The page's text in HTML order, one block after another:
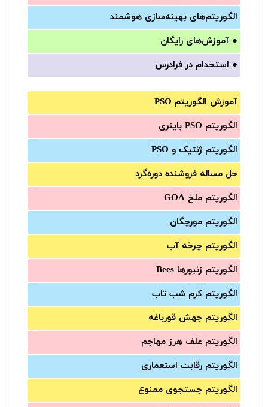
الگوریتم‌های بهینه‌سازی هوشمند
● آموزش‌های رایگان
● استخدام در فرادرس
آموزش الگوریتم PSO
الگوریتم PSO باینری
الگوریتم ژنتیک و PSO
حل مساله فروشنده دوره‌گرد
الگوریتم ملخ GOA
الگوریتم مورچگان
الگوریتم چرخه آب
الگوریتم زنبورها Bees
الگوریتم کرم شب تاب
الگوریتم جهش قورباغه
الگوریتم علف هرز مهاجم
الگوریتم رقابت استعماری
الگوریتم جستجوی ممنوع